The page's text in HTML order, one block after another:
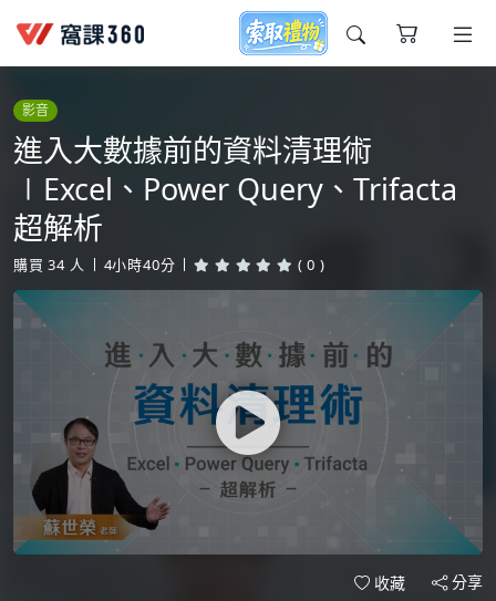
今天想要學什麼?
窩課推薦給您
影音
進入大數據前的資料清理術
∣Excel、Power Query、Trifacta
超解析
購買 34 人 4小時40分 ( 0 )
收藏 分享